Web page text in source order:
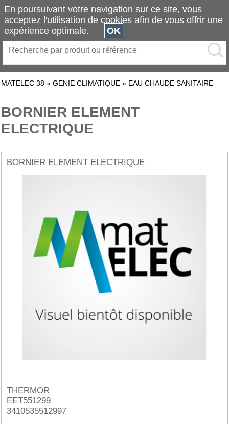
MATELEC 38 » GENIE CLIMATIQUE » EAU CHAUDE SANITAIRE
BORNIER ELEMENT
ELECTRIQUE
BORNIER ELEMENT ELECTRIQUE
THERMOR
EET551299
3410535512997
En poursuivant votre navigation sur ce site, vous
acceptez l'utilisation de cookies afin de vous offrir une
expérience optimale.
OK